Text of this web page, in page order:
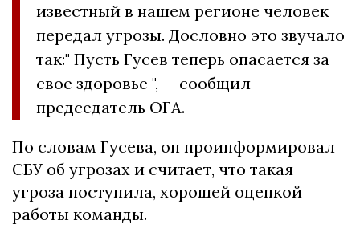
известный в нашем регионе человек
передал угрозы. Дословно это звучало
так:" Пусть Гусев теперь опасается за
свое здоровье ", — сообщил
председатель ОГА.
По словам Гусева, он проинформировал
СБУ об угрозах и считает, что такая
угроза поступила, хорошей оценкой
работы команды.